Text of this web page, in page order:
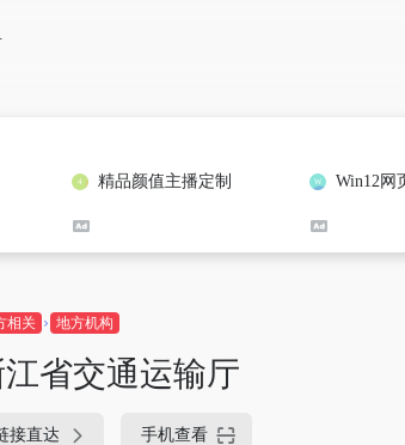
精品颜值主播定制 Win12网
相关 地方机构
省交通运输厅
接直达 手机查看